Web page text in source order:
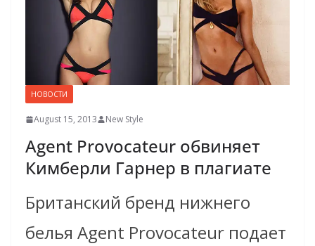
НОВОСТИ
August 15, 2013 New Style
Agent Provocateur обвиняет
Кимберли Гарнер в плагиате
Британский бренд нижнего
белья Agent Provocateur подает